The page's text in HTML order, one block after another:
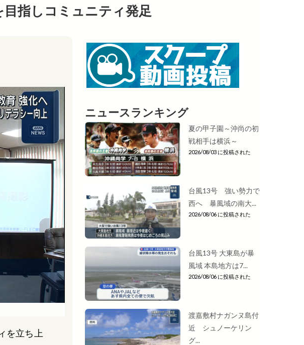
指しコミュニティ発足
を立ち上
ニュースランキング
夏の甲子園～沖尚の初
戦相手は横浜～
2026/08/03 に投稿された
台風13号 強い勢力で
西へ 暴風域の南大...
2026/08/06 に投稿された
台風13号 大東島が暴
風域 本島地方は7...
2026/08/06 に投稿された
渡嘉敷村ナガンヌ島付
近 シュノーケリン
グ...